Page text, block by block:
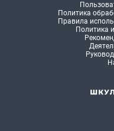
Политика
Правила
Политика